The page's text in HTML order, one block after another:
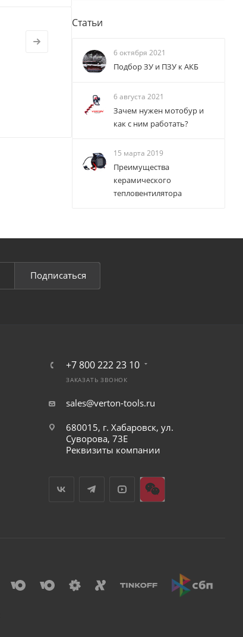
Статьи
6 октября 2021
Подбор ЗУ и ПЗУ к АКБ
6 августа 2021
Зачем нужен мотобур и
как с ним работать?
15 марта 2019
Преимущества
керамического
тепловентилятора
Подписаться
+7 800 222 23 10
ЗАКАЗАТЬ ЗВОНОК
sales@verton-tools.ru
680015, г. Хабаровск, ул.
Суворова, 73Е
Реквизиты компании